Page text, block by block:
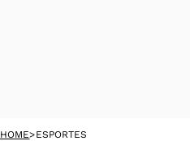
HOME>ESPORTES